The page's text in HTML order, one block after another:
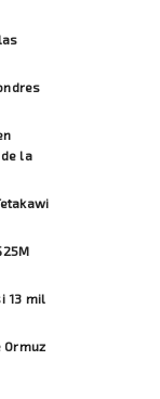
la
13 mil
Ormuz